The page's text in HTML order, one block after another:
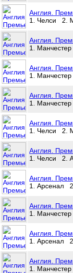
Англия.
1. Челси 2.
Англия.
1.
Англия.
1.
Англия.
1.
Англия.
1. Челси 2.
Англия.
1. Челси 2.
Англия.
1. Арсенал
Англия.
1.
Англия.
1. Арсенал
Англия.
1.